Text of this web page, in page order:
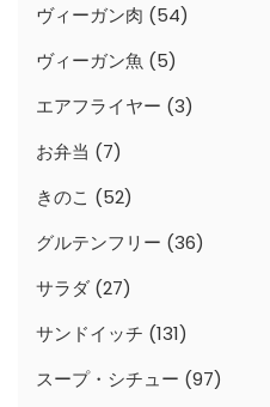
ヴィーガン肉 (54)
ヴィーガン魚 (5)
エアフライヤー (3)
お弁当 (7)
きのこ (52)
グルテンフリー (36)
サラダ (27)
サンドイッチ (131)
スープ・シチュー (97)